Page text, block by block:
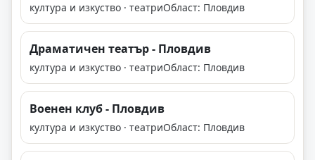
култура и изкуство · театриОбласт: Пловдив
Драматичен театър - Пловдив
култура и изкуство · театриОбласт: Пловдив
Военен клуб - Пловдив
култура и изкуство · театриОбласт: Пловдив